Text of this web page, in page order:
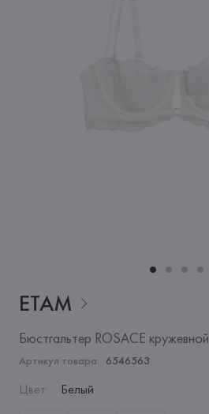
ETAM
Бюстгальтер ROSACE кружевной
Артикул товара: 6546563
Цвет: Белый